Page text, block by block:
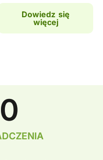
Dowiedz się
więcej